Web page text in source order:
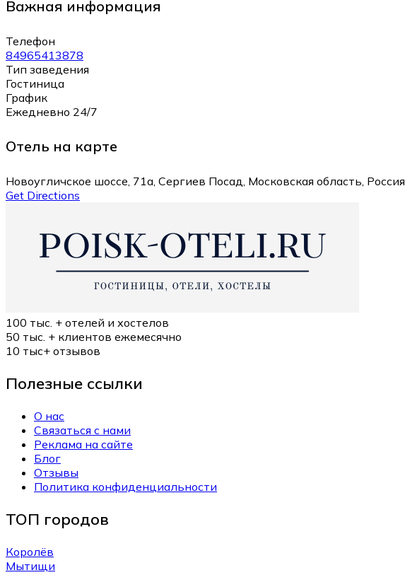
Важная информация
Телефон
84965413878
Тип заведения
Гостиница
График
Ежедневно 24/7
Отель на карте
Новоугличское шоссе, 71а, Сергиев Посад, Московская область, Россия
Get Directions
100 тыс. + отелей и хостелов
50 тыс. + клиентов ежемесячно
10 тыс+ отзывов
Полезные ссылки
О нас
Связаться с нами
Реклама на сайте
Блог
Отзывы
Политика конфиденциальности
ТОП городов
Королёв
Мытищи